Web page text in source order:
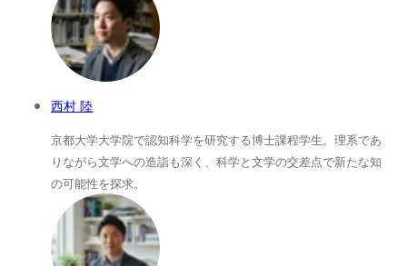
西村 陸
京都大学大学院で認知科学を研究する博士課程学生。理系であ
りながら文学への造詣も深く、科学と文学の交差点で新たな知
の可能性を探求。